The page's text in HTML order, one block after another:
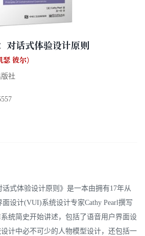
对话式体验设计原则
彼尔）
社
话式体验设计原则》是一本由拥有17年从
设计(VUI)系统设计专家Cathy Pearl撰写
统简史开始讲述，包括了语音用户界面设
计中必不可少的人物模型设计，还包括一